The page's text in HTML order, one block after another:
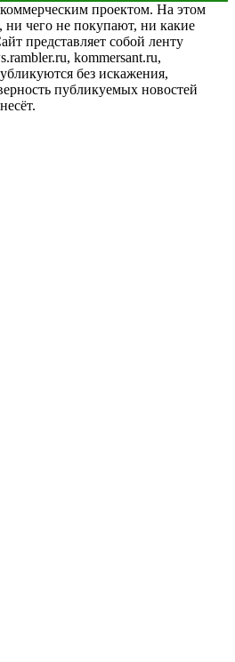
проектом. На этом
ни чего не покупают, ни какие
представляет собой ленту
kommersant.ru,
без искажения,
публикуемых новостей